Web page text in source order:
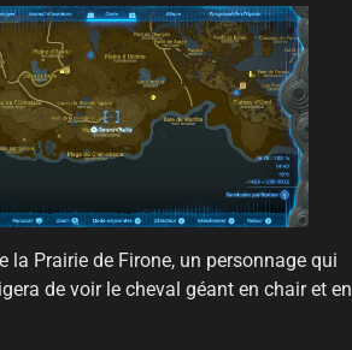
la Prairie de Firone, un personnage qui
de voir le cheval géant en chair et en